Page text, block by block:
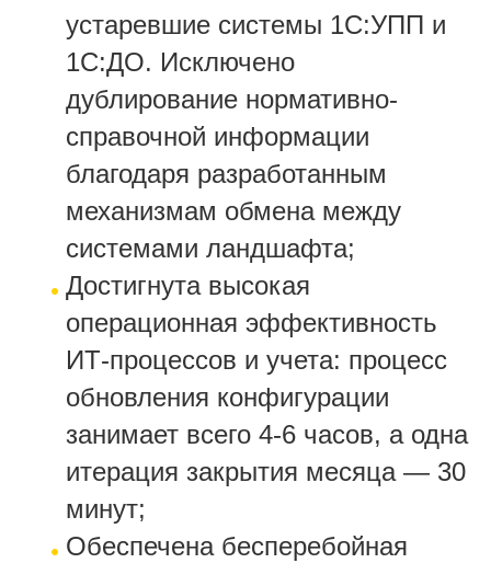
устаревшие системы 1С:УПП и
1С:ДО. Исключено
дублирование нормативно-
справочной информации
благодаря разработанным
механизмам обмена между
системами ландшафта;
Достигнута высокая
операционная эффективность
ИТ-процессов и учета: процесс
обновления конфигурации
занимает всего 4-6 часов, а одна
итерация закрытия месяца — 30
минут;
Обеспечена бесперебойная